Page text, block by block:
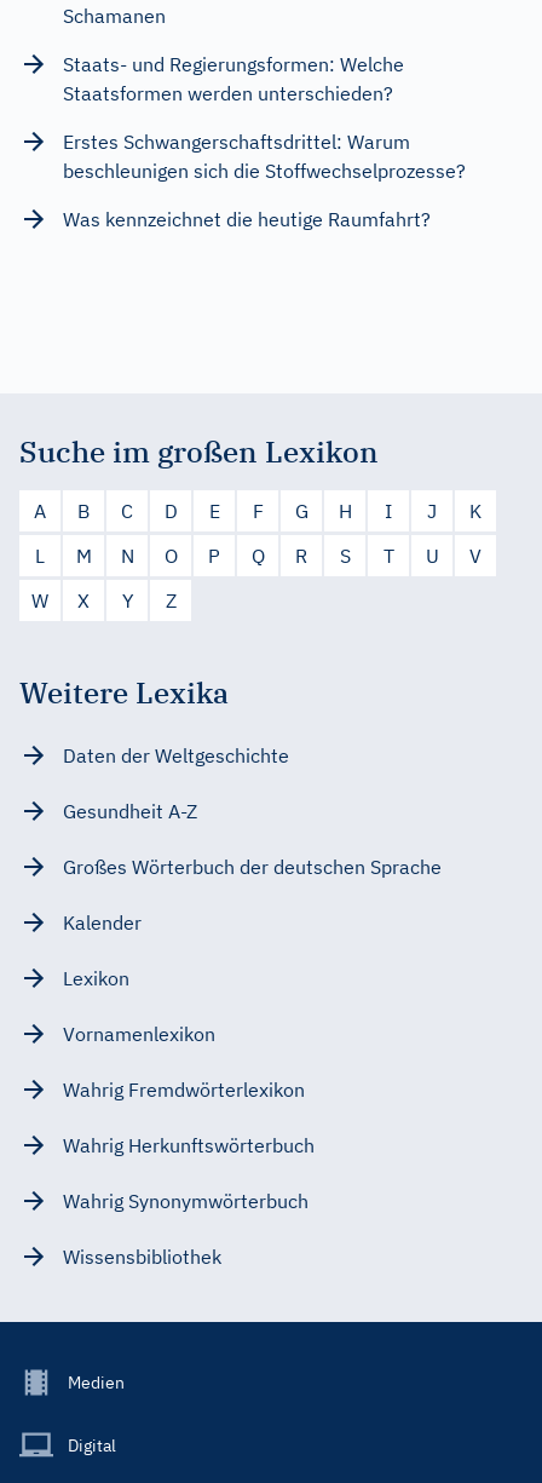
Schamanen
Staats- und Regierungsformen: Welche
Staatsformen werden unterschieden?
Erstes Schwangerschaftsdrittel: Warum
beschleunigen sich die Stoffwechselprozesse?
Was kennzeichnet die heutige Raumfahrt?
Suche im großen Lexikon
A B C D E F G H I J
K
L
M N O P Q R S T U
V
W
X Y Z
Weitere Lexika
Daten der Weltgeschichte
Gesundheit A-Z
Großes Wörterbuch der deutschen Sprache
Kalender
Lexikon
Vornamenlexikon
Wahrig Fremdwörterlexikon
Wahrig Herkunftswörterbuch
Wahrig Synonymwörterbuch
Wissensbibliothek
Footer
Main
Medien
Digital